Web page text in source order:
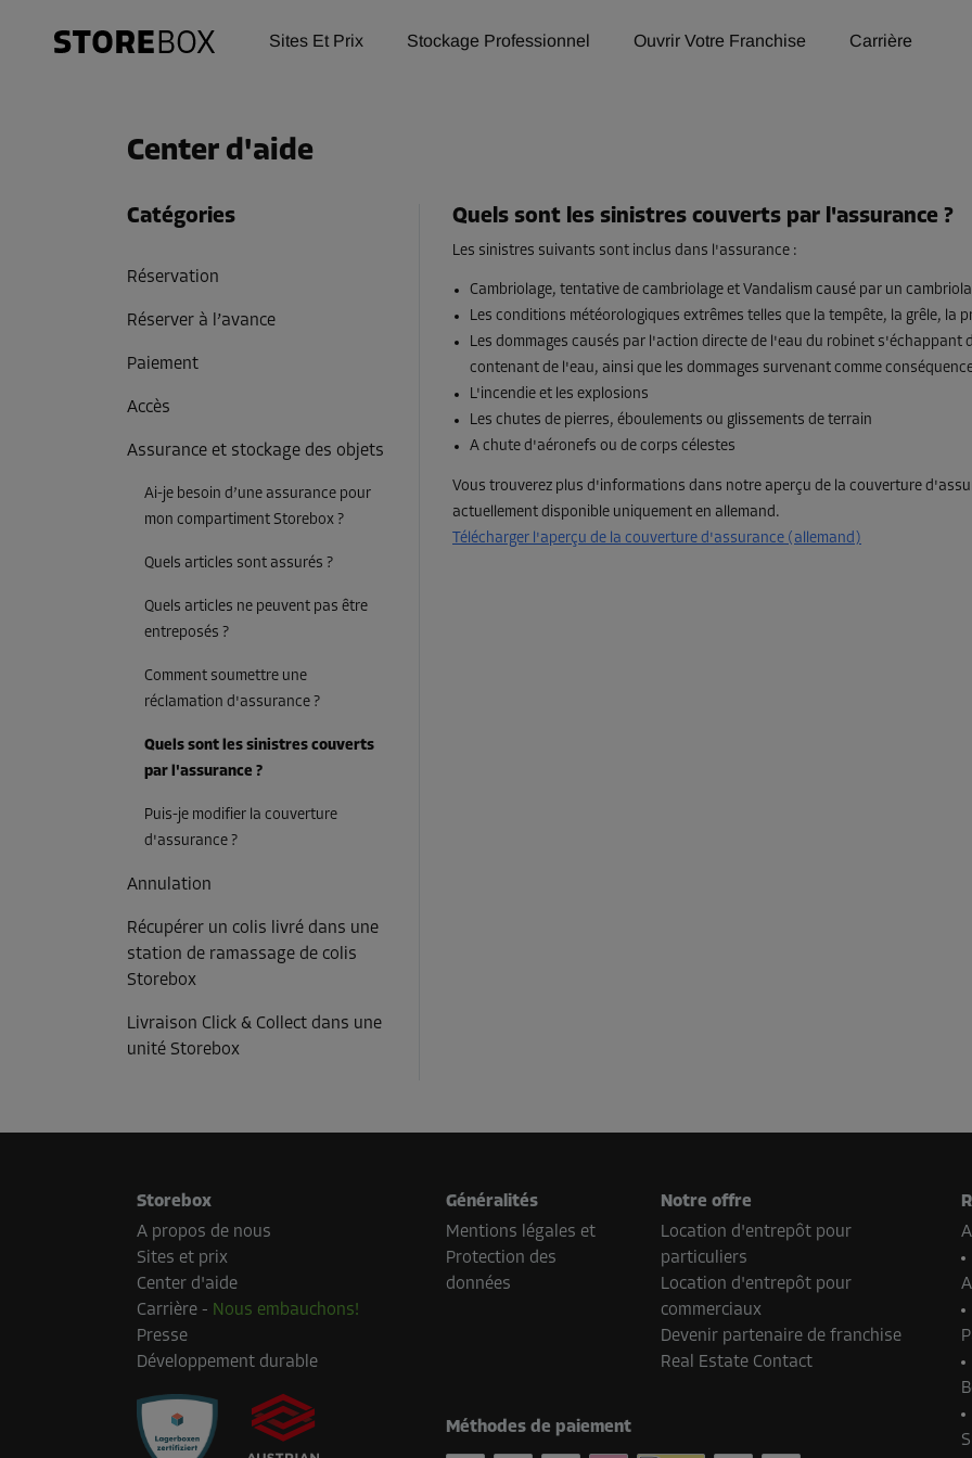
Sites Et Prix Stockage Professionnel Ouvrir Votre Franchise Carrière
Center d'aide
Catégories
Réservation
Réserver à l’avance
Paiement
Accès
Assurance et stockage des objets
Ai-je besoin d’une assurance pour
mon compartiment Storebox ?
Quels articles sont assurés ?
Quels articles ne peuvent pas être
entreposés ?
Comment soumettre une
réclamation d'assurance ?
Quels sont les sinistres couverts
par l'assurance ?
Puis-je modifier la couverture
d'assurance ?
Annulation
Récupérer un colis livré dans une
station de ramassage de colis
Storebox
Livraison Click & Collect dans une
unité Storebox
Quels sont les sinistres couverts par l'assurance ?
Les sinistres suivants sont inclus dans l'assurance :
Cambriolage, tentative de cambriolage et Vandalism causé par un
Les conditions météorologiques extrêmes telles que la tempête, la grêle, la
Les dommages causés par l'action directe de l'eau du robinet
contenant de l'eau, ainsi que les dommages survenant comme
L'incendie et les explosions
Les chutes de pierres, éboulements ou glissements de terrain
A chute d'aéronefs ou de corps célestes
Vous trouverez plus d'informations dans notre aperçu de la couverture
actuellement disponible uniquement en allemand.
Télécharger l'aperçu de la couverture d'assurance (allemand)
Storebox
A propos de nous
Sites et prix
Center d'aide
Carrière - Nous embauchons!
Presse
Développement durable
Généralités
Mentions légales et
Protection des
données
Notre offre
Location d'entrepôt pour
particuliers
Location d'entrepôt pour
commerciaux
Devenir partenaire de franchise
Real Estate Contact
Méthodes de paiement